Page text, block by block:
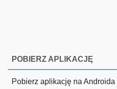
POBIERZ APLIKACJĘ
Pobierz aplikację na Androida